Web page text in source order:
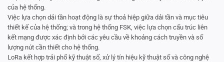
của hệ thống.
Việc lựa chọn dải tần hoạt động là sự thoả hiệp giữa dải tần và mục tiêu
thiết kế của hệ thống; và trong hệ thống FSK, việc lựa chọn cấu trúc liên
kết mạng được xác định bởi các yêu cầu về khoảng cách truyền và số
lượng nút cần thiết cho hệ thống.
LoRa kết hợp trải phổ kỹ thuật số, xử lý tín hiệu kỹ thuật số và công nghệ